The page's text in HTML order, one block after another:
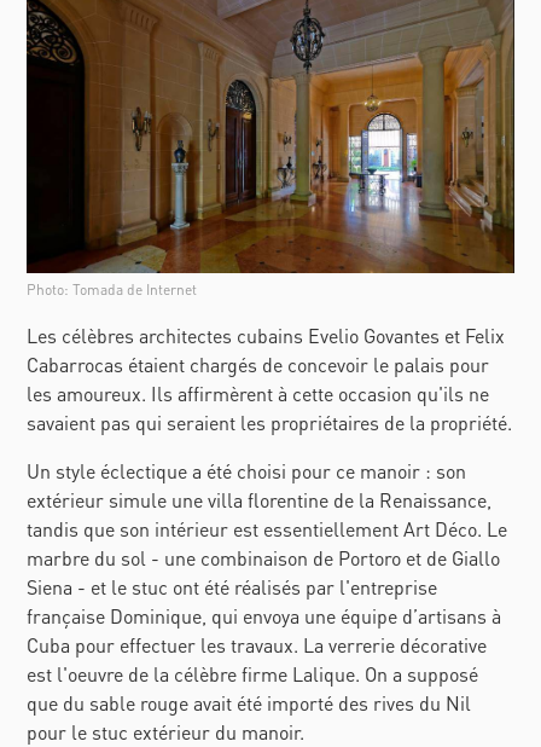
Photo: Tomada de Internet
Les célèbres architectes cubains Evelio Govantes et Felix
Cabarrocas étaient chargés de concevoir le palais pour
les amoureux. Ils affirmèrent à cette occasion qu'ils ne
savaient pas qui seraient les propriétaires de la propriété.
Un style éclectique a été choisi pour ce manoir : son
extérieur simule une villa florentine de la Renaissance,
tandis que son intérieur est essentiellement Art Déco. Le
marbre du sol - une combinaison de Portoro et de Giallo
Siena - et le stuc ont été réalisés par l'entreprise
française Dominique, qui envoya une équipe d’artisans à
Cuba pour effectuer les travaux. La verrerie décorative
est l'oeuvre de la célèbre firme Lalique. On a supposé
que du sable rouge avait été importé des rives du Nil
pour le stuc extérieur du manoir.